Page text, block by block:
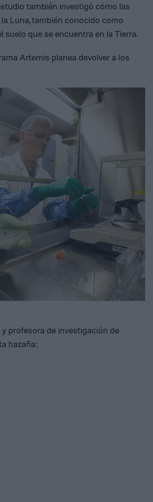
también investigó cómo las
Luna, también conocido como
que se encuentra en la Tierra.
Artemis planea devolver a los
profesora de investigación de
hazaña: